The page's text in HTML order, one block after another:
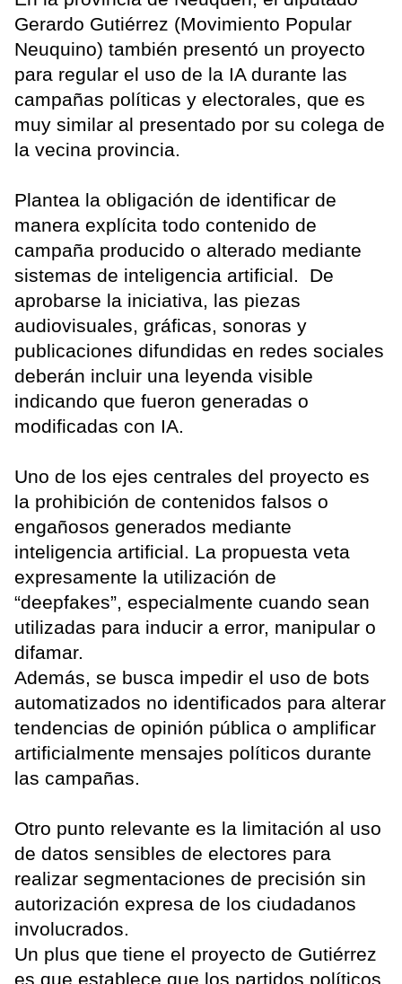
Gerardo Gutiérrez (Movimiento Popular
Neuquino) también presentó un proyecto
para regular el uso de la IA durante las
campañas políticas y electorales, que es
muy similar al presentado por su colega de
la vecina provincia.
Plantea la obligación de identificar de
manera explícita todo contenido de
campaña producido o alterado mediante
sistemas de inteligencia artificial. De
aprobarse la iniciativa, las piezas
audiovisuales, gráficas, sonoras y
publicaciones difundidas en redes sociales
deberán incluir una leyenda visible
indicando que fueron generadas o
modificadas con IA.
Uno de los ejes centrales del proyecto es
la prohibición de contenidos falsos o
engañosos generados mediante
inteligencia artificial. La propuesta veta
expresamente la utilización de
“deepfakes”, especialmente cuando sean
utilizadas para inducir a error, manipular o
difamar.
Además, se busca impedir el uso de bots
automatizados no identificados para alterar
tendencias de opinión pública o amplificar
artificialmente mensajes políticos durante
las campañas.
Otro punto relevante es la limitación al uso
de datos sensibles de electores para
realizar segmentaciones de precisión sin
autorización expresa de los ciudadanos
involucrados.
Un plus que tiene el proyecto de Gutiérrez
es que establece que los partidos políticos